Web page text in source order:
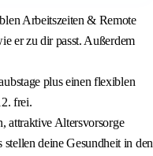
Arbeitszeiten & Remote
er zu dir passt. Außerdem
plus einen flexiblen
frei.
attraktive Altersvorsorge
deine Gesundheit in den